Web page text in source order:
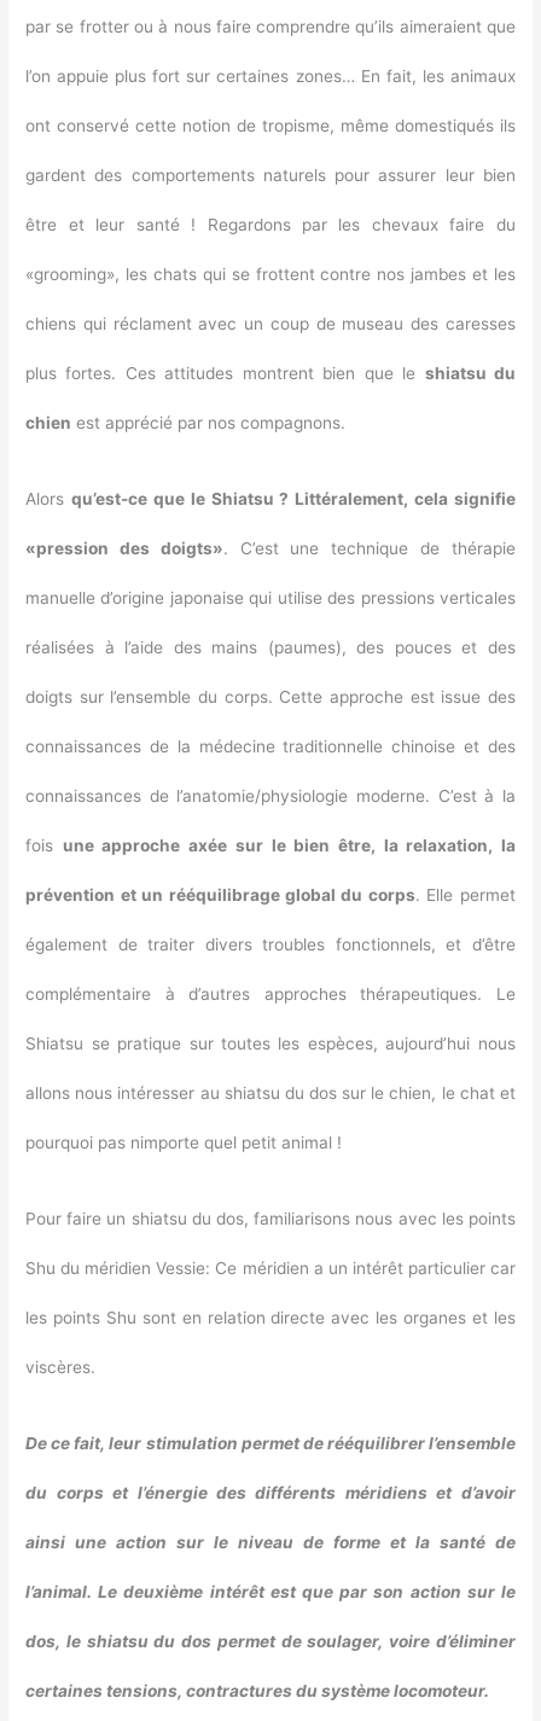
par se frotter ou à nous faire comprendre qu’ils aimeraient que
l’on appuie plus fort sur certaines zones… En fait, les animaux
ont conservé cette notion de tropisme, même domestiqués ils
gardent des comportements naturels pour assurer leur bien
être et leur santé ! Regardons par les chevaux faire du
«grooming», les chats qui se frottent contre nos jambes et les
chiens qui réclament avec un coup de museau des caresses
plus fortes. Ces attitudes montrent bien que le shiatsu du
chien est apprécié par nos compagnons.
Alors qu’est-ce que le Shiatsu ? Littéralement, cela signifie
«pression des doigts». C’est une technique de thérapie
manuelle d’origine japonaise qui utilise des pressions verticales
réalisées à l’aide des mains (paumes), des pouces et des
doigts sur l’ensemble du corps. Cette approche est issue des
connaissances de la médecine traditionnelle chinoise et des
connaissances de l’anatomie/physiologie moderne. C’est à la
fois une approche axée sur le bien être, la relaxation, la
prévention et un rééquilibrage global du corps. Elle permet
également de traiter divers troubles fonctionnels, et d’être
complémentaire à d’autres approches thérapeutiques. Le
Shiatsu se pratique sur toutes les espèces, aujourd’hui nous
allons nous intéresser au shiatsu du dos sur le chien, le chat et
pourquoi pas nimporte quel petit animal !
Pour faire un shiatsu du dos, familiarisons nous avec les points
Shu du méridien Vessie: Ce méridien a un intérêt particulier car
les points Shu sont en relation directe avec les organes et les
viscères.
De ce fait, leur stimulation permet de rééquilibrer l’ensemble
du corps et l’énergie des différents méridiens et d’avoir
ainsi une action sur le niveau de forme et la santé de
l’animal.Le deuxième intérêt est que par son action sur le
dos, le shiatsu du dos permet de soulager, voire d’éliminer
certaines tensions, contractures du système locomoteur.